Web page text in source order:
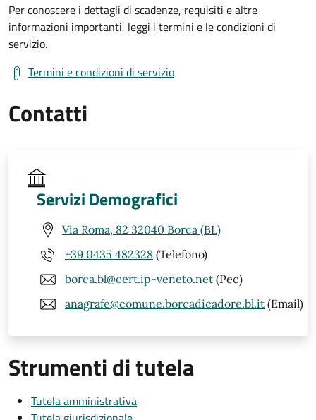
Per conoscere i dettagli di scadenze, requisiti e altre
informazioni importanti, leggi i termini e le condizioni di
servizio.
Termini e condizioni di servizio
Contatti
Servizi Demografici
Via Roma, 82 32040 Borca (BL)
+39 0435 482328 (Telefono)
borca.bl@cert.ip-veneto.net (Pec)
anagrafe@comune.borcadicadore.bl.it (Email)
Strumenti di tutela
Tutela amministrativa